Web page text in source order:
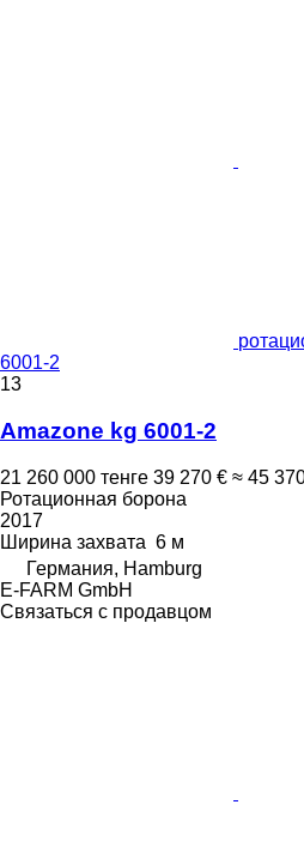
6001-2
13
Amazone kg 6001-2
21 260 000 тенге 39 270 € ≈ 45
Ротационная борона
2017
Ширина захвата 6 м
Германия, Hamburg
E-FARM GmbH
Связаться с продавцом